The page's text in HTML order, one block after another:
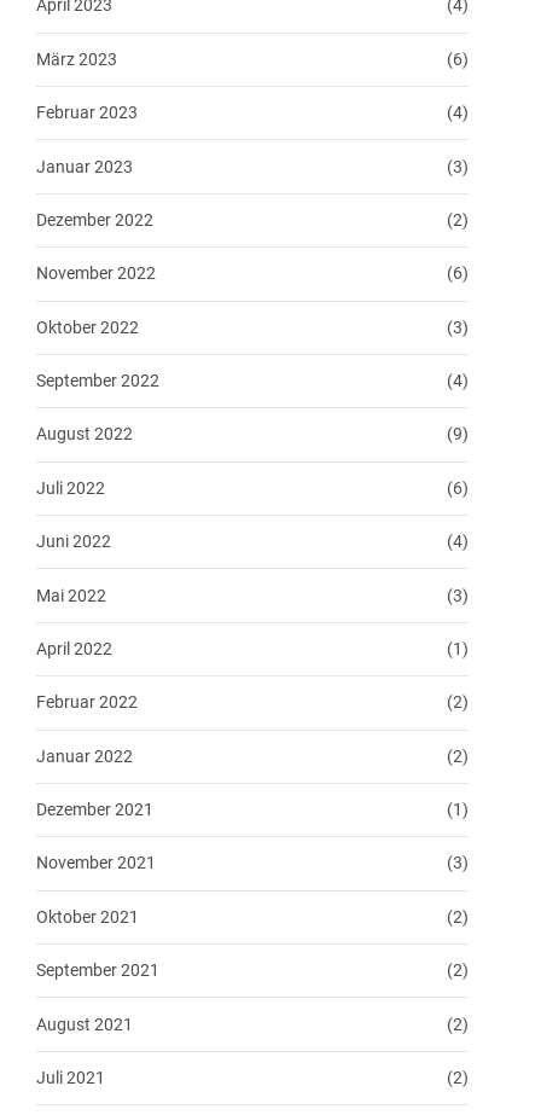
April 2023 (4)
März 2023 (6)
Februar 2023 (4)
Januar 2023 (3)
Dezember 2022 (2)
November 2022 (6)
Oktober 2022 (3)
September 2022 (4)
August 2022 (9)
Juli 2022 (6)
Juni 2022 (4)
Mai 2022 (3)
April 2022 (1)
Februar 2022 (2)
Januar 2022 (2)
Dezember 2021 (1)
November 2021 (3)
Oktober 2021 (2)
September 2021 (2)
August 2021 (2)
Juli 2021 (2)